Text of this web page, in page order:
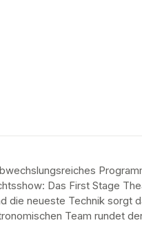
Das First Stage
neueste Technik sorgt
Team rundet